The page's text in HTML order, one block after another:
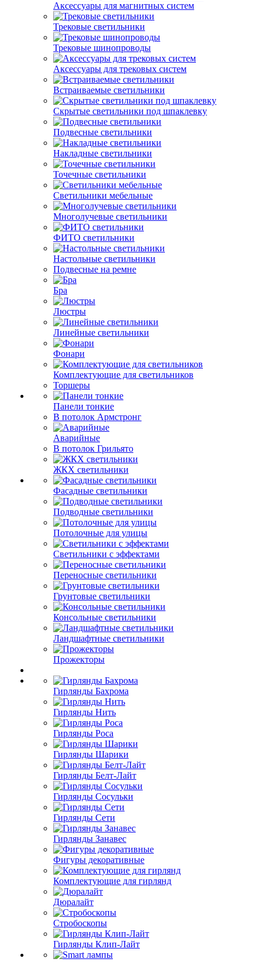
Аксессуары для магнитных систем
Трековые светильники
Трековые шинопроводы
Аксессуары для трековых систем
Встраиваемые светильники
Скрытые светильники под шпаклевку
Подвесные светильники
Накладные светильники
Точечные светильники
Светильники мебельные
Многолучевые светильники
ФИТО светильники
Настольные светильники
Подвесные на ремне
Бра
Люстры
Линейные светильники
Фонари
Комплектующие для светильников
Торшеры
Панели тонкие
В потолок Армстронг
Аварийные
В потолок Грильято
ЖКХ светильники
Фасадные светильники
Подводные светильники
Потолочные для улицы
Светильники с эффектами
Переносные светильники
Грунтовые светильники
Консольные светильники
Ландшафтные светильники
Прожекторы
Гирлянды Бахрома
Гирлянды Нить
Гирлянды Роса
Гирлянды Шарики
Гирлянды Белт-Лайт
Гирлянды Сосульки
Гирлянды Сети
Гирлянды Занавес
Фигуры декоративные
Комплектующие для гирлянд
Дюралайт
Стробоскопы
Гирлянды Клип-Лайт